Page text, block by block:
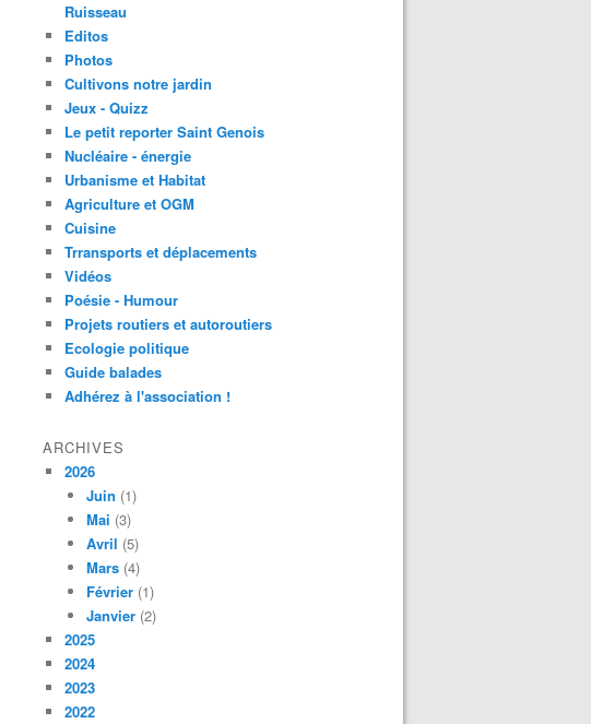
Ruisseau
Editos
Photos
Cultivons notre jardin
Jeux - Quizz
Le petit reporter Saint Genois
Nucléaire - énergie
Urbanisme et Habitat
Agriculture et OGM
Cuisine
Trransports et déplacements
Vidéos
Poésie - Humour
Projets routiers et autoroutiers
Ecologie politique
Guide balades
Adhérez à l'association !
ARCHIVES
2026
Juin (1)
Mai (3)
Avril (5)
Mars (4)
Février (1)
Janvier (2)
2025
2024
2023
2022